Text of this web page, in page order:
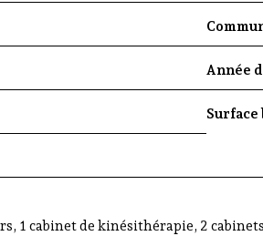
Année
Surface
1 cabinet de kinésithérapie, 2